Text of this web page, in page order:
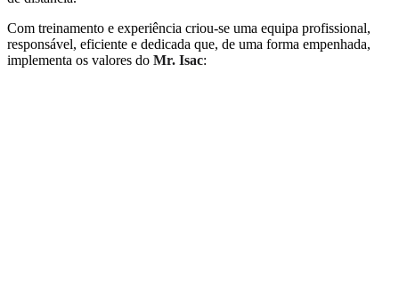
Com treinamento e experiência criou-se uma equipa profissional,
responsável, eficiente e dedicada que, de uma forma empenhada,
implementa os valores do Mr. Isac: